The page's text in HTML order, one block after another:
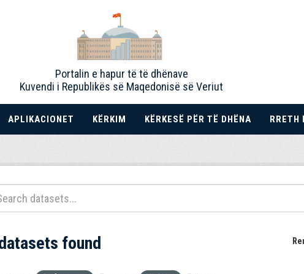
Portalin e hapur të të dhënave
Kuvendi i Republikës së Maqedonisë së Veriut
APLIKACIONET KËRKIM KËRKESË PËR TË DHËNA RRETH
found